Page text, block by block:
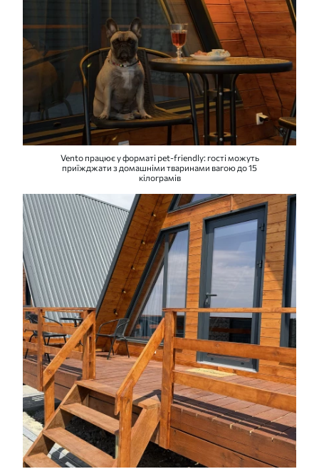
Vento працює у форматі pet-friendly: гості можуть
приїжджати з домашніми тваринами вагою до 15
кілограмів